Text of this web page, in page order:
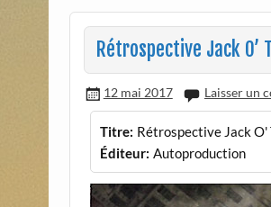
Rétrospective Jack O’
12 mai 2017 Laisser un
Titre: Rétrospective Jack O'
Éditeur: Autoproduction